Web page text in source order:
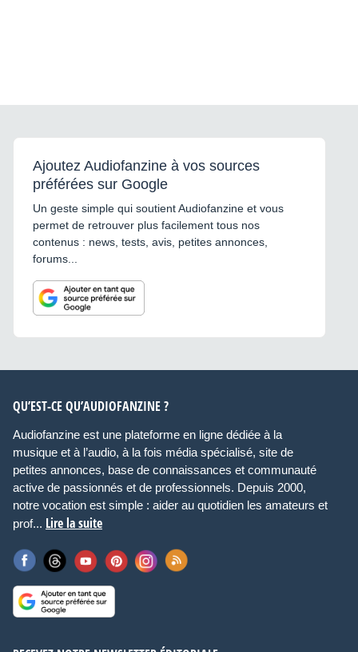
Ajoutez Audiofanzine à vos sources
préférées sur Google
Un geste simple qui soutient Audiofanzine et vous
permet de retrouver plus facilement tous nos
contenus : news, tests, avis, petites annonces,
forums...
QU’EST-CE QU’AUDIOFANZINE ?
Audiofanzine est une plateforme en ligne dédiée à la
musique et à l’audio, à la fois média spécialisé, site de
petites annonces, base de connaissances et communauté
active de passionnés et de professionnels. Depuis 2000,
notre vocation est simple : aider au quotidien les amateurs et
prof... Lire la suite